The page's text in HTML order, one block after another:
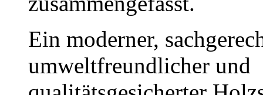
Ein moderner,
umweltfreundlicher und